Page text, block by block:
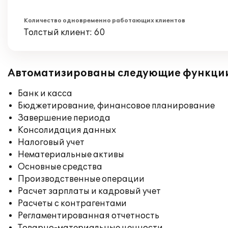
Количество одновременно работающих клиентов
Толстый клиент: 60
Автоматизированы следующие
Банк и касса
Бюджетирование, финансовое планирование
Завершение периода
Консолидация данных
Налоговый учет
Нематериальные активы
Основные средства
Производственные операции
Расчет зарплаты и кадровый учет
Расчеты с контрагентами
Регламентированная отчетность